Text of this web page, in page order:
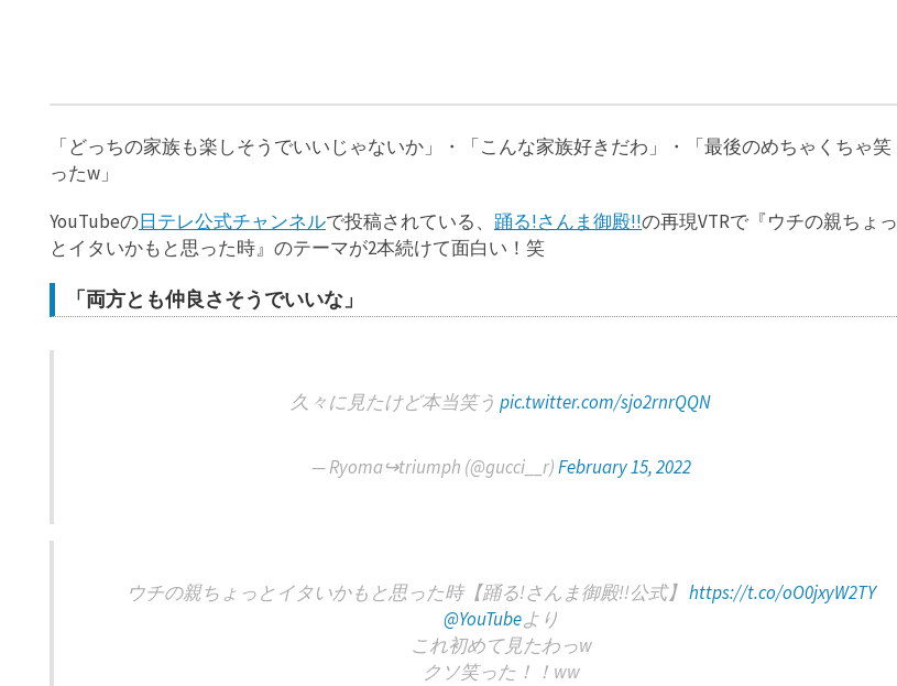
「どっちの家族も楽しそうでいいじゃないか」・「こんな家族好きだわ」・「最後のめちゃくちゃ笑
ったw」
YouTubeの日テレ公式チャンネルで投稿されている、 踊る!さんま御殿!!の再現VTRで『ウチの親ちょっ
とイタいかもと思った時』のテーマが2本続けて面白い！笑
「両方とも仲良さそうでいいな」
久々に見たけど本当笑うpic.twitter.com/sjo2rnrQQN
— Ryoma↪︎triumph (@gucci__r)February 15, 2022
ウチの親ちょっとイタいかもと思った時【踊る!さんま御殿!!公式】 https://t.co/oO0jxyW2TY
@YouTubeより
これ初めて見たわっw
クソ笑った！！ww